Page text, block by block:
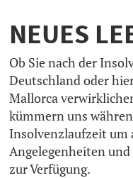
NEUES
Ob Sie nach der
Deutschland oder
Mallorca
kümmern uns
Insolvenzlaufzeit
Angelegenheiten
zur Verfügung.